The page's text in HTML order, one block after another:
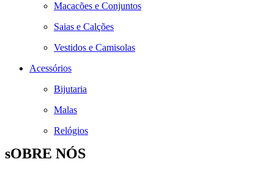
Macacões e Conjuntos
Saias e Calções
Vestidos e Camisolas
Acessórios
Bijutaria
Malas
Relógios
sOBRE NÓS